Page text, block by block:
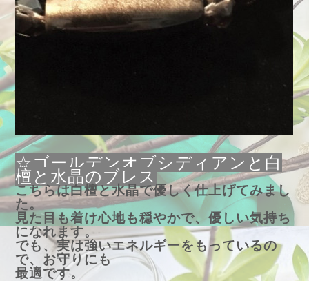
☆ゴールデンオブシディアンと白
檀と水晶のブレス
こちらは白檀と水晶で優しく仕上げてみまし
た。
見た目も着け心地も穏やかで、優しい気持ち
になれます。
でも、実は強いエネルギーをもっているの
で、お守りにも
最適です。